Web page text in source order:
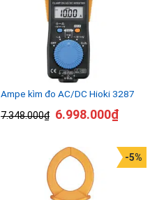
Ampe kìm đo AC/DC Hioki 3287
7.348.000₫ 6.998.000₫
-5%